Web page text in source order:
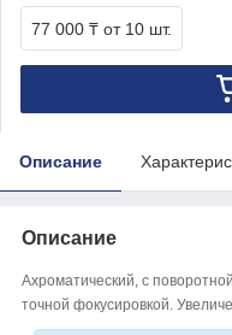
77 000 ₸ от 10 шт.
Описание
Описание
Ахроматический, с
точной фокусировкой.